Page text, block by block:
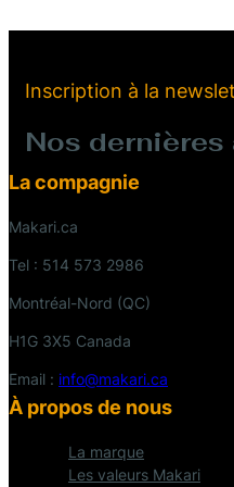
Inscription à la
Nos
La compagnie
Makari.ca
Tel : 514 573 2986
Montréal-Nord (QC)
H1G 3X5 Canada
Email : info@makari.ca
À propos de nous
La marque
Les valeurs Makari